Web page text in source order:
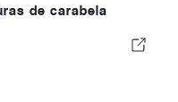
de carabela